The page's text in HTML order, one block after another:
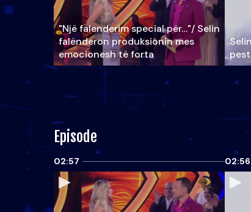
"Një falenderim special për…"/ Selin
falënderon produksionin mes
emocionesh të forta
Episode
02:57 02:56